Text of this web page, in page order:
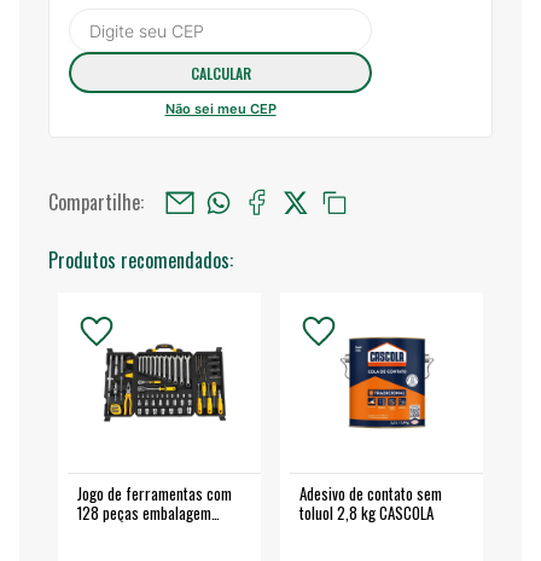
Não sei meu CEP
Compartilhe:
Produtos recomendados:
Jogo de ferramentas com
128 peças embalagem
Adesivo de contato sem
toluol 2,8 kg CASCOLA